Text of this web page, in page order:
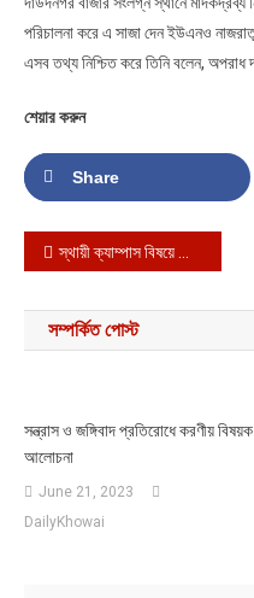
পরিচালনা করে এ সাজা দেন ইউএনও
এসব তথ্য নিশ্চিত করে তিনি বলেন, অপরাধ
শেয়ার করুন
Share
Post
স্থায়ী ক্যাম্পাস বিষয়ে খোয়াইয়ের মুখোমুখি শিক্ষামন্ত্রী ডা. দীপু মনি
সম্পর্কিত পোস্ট
সন্ত্রাস ও জঙ্গিবাদ প্রতিরোধে করণীয় বিষয়ক
আলোচনা
June 21, 2023
DailyKhowai